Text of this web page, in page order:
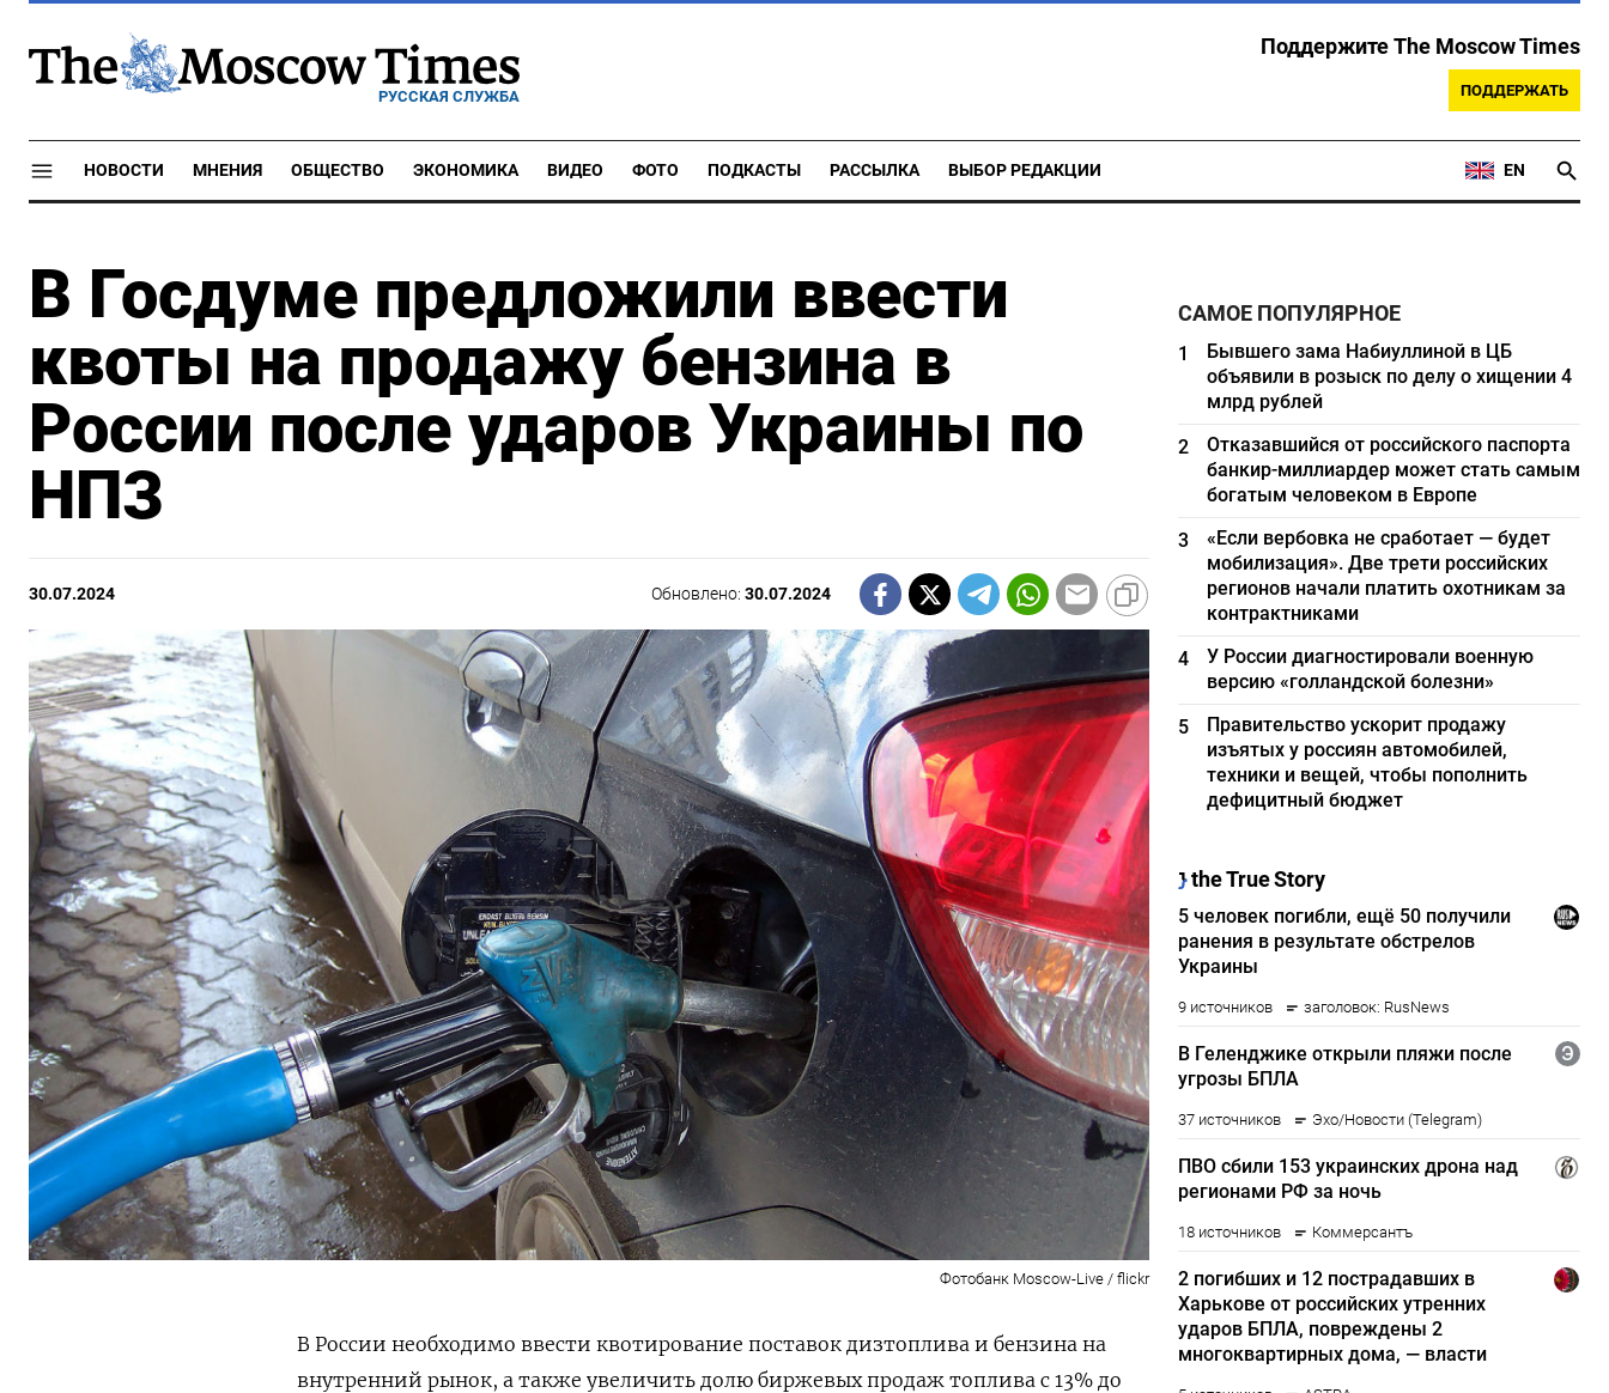
РУССКАЯ СЛУЖБА
Поддержите The Moscow Times
ПОДДЕРЖАТЬ
НОВОСТИ МНЕНИЯ ОБЩЕСТВО ЭКОНОМИКА ВИДЕО ФОТО ПОДКАСТЫ РАССЫЛКА ВЫБОР РЕДАКЦИИ EN
В Госдуме предложили ввести
квоты на продажу бензина в
России после ударов Украины по
НПЗ
30.07.2024 Обновлено:30.07.2024
Фотобанк Moscow-Live / flickr
В России необходимо ввести квотирование поставок дизтоплива и бензина на
внутренний рынок, а также увеличить долю биржевых продаж топлива c 13% до
САМОЕ ПОПУЛЯРНОЕ
1
Бывшего зама Набиуллиной в ЦБ
объявили в розыск по делу о хищении 4
млрд рублей
2
Отказавшийся от российского паспорта
банкир-миллиардер может стать самым
богатым человеком в Европе
3
«Если вербовка не сработает — будет
мобилизация». Две трети российских
регионов начали платить охотникам за
контрактниками
4
У России диагностировали военную
версию «голландской болезни»
5
Правительство ускорит продажу
изъятых у россиян автомобилей,
техники и вещей, чтобы пополнить
дефицитный бюджет